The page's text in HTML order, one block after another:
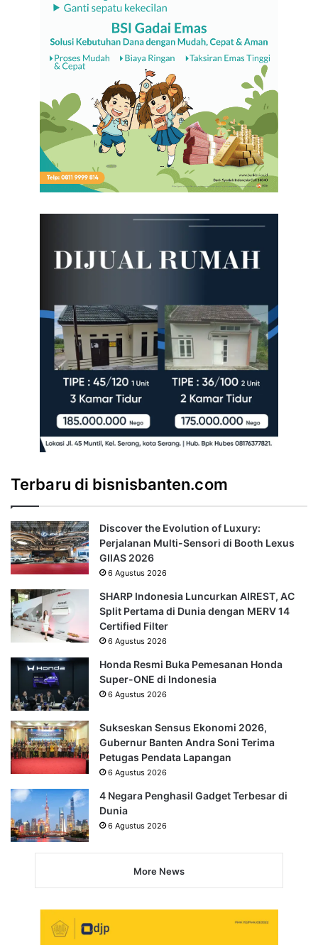
Terbaru di bisnisbanten.com
Discover the Evolution of Luxury:
Perjalanan Multi-Sensori di Booth Lexus
GIIAS 2026
6 Agustus 2026
SHARP Indonesia Luncurkan AIREST, AC
Split Pertama di Dunia dengan MERV 14
Certified Filter
6 Agustus 2026
Honda Resmi Buka Pemesanan Honda
Super-ONE di Indonesia
6 Agustus 2026
Sukseskan Sensus Ekonomi 2026,
Gubernur Banten Andra Soni Terima
Petugas Pendata Lapangan
6 Agustus 2026
4 Negara Penghasil Gadget Terbesar di
Dunia
6 Agustus 2026
More News